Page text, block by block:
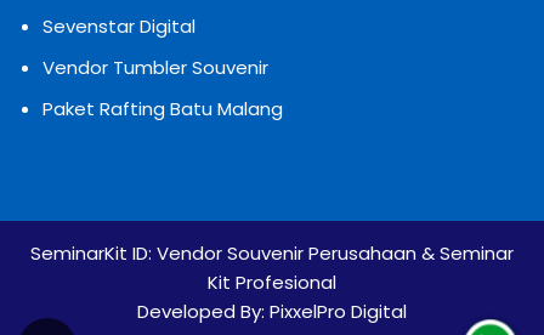
Sevenstar Digital
Vendor Tumbler Souvenir
Paket Rafting Batu Malang
SeminarKit ID: Vendor Souvenir Perusahaan & Seminar
Kit Profesional
Developed By: PixxelPro Digital